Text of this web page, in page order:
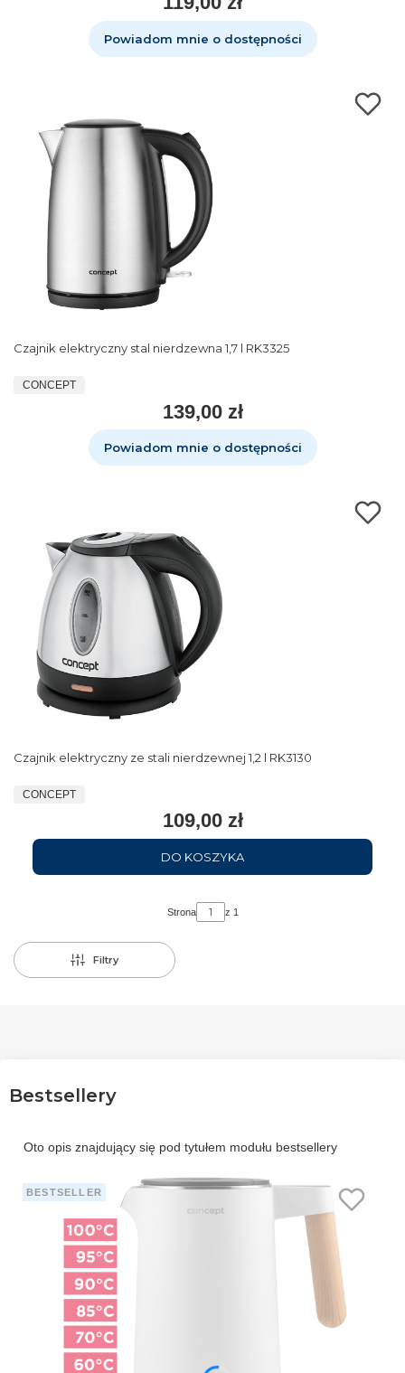
Powiadom mnie o dostępności
Czajnik elektryczny stal nierdzewna 1,7 l RK3325
CONCEPT
139,00 zł
Powiadom mnie o dostępności
Czajnik elektryczny ze stali nierdzewnej 1,2 l RK3130
CONCEPT
109,00 zł
DO KOSZYKA
Strona z 1
Filtry
Bestsellery
Oto opis znajdujący się pod tytułem modułu bestsellery
BESTSELLER